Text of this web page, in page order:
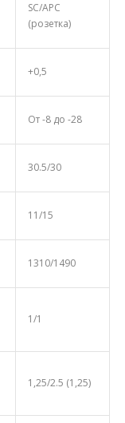
SС/АРС
(розетка)
+0,5
От -8 до -28
30.5/30
11/15
1310/1490
1/1
1,25/2.5 (1,25)